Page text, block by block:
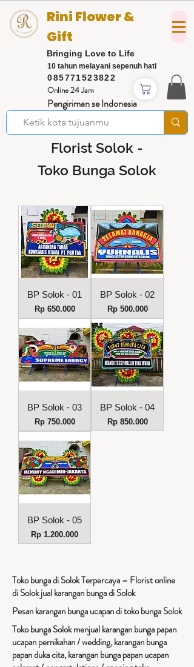
085771523822
Rini Flower &
Gift
Bringing Love to Life
Online 24 Jam
Pengiriman se Indonesia
10 tahun melayani sepenuh hati
Florist Solok -
Toko Bunga Solok
BP Solok - 01
Harga
Rp 650.000
BP Solok - 02
Harga
Rp 500.000
BP Solok - 03
Harga
Rp 750.000
BP Solok - 04
Harga
Rp 850.000
BP Solok - 05
Harga
Rp 1.200.000
Toko bunga di Solok Terpercaya – Florist online
di Solok jual karangan bunga di Solok
Pesan karangan bunga ucapan di toko bunga Solok
Toko bunga Solok menjual karangan bunga papan
ucapan pernikahan / wedding, karangan bunga
papan duka cita, karangan bunga papan ucapan